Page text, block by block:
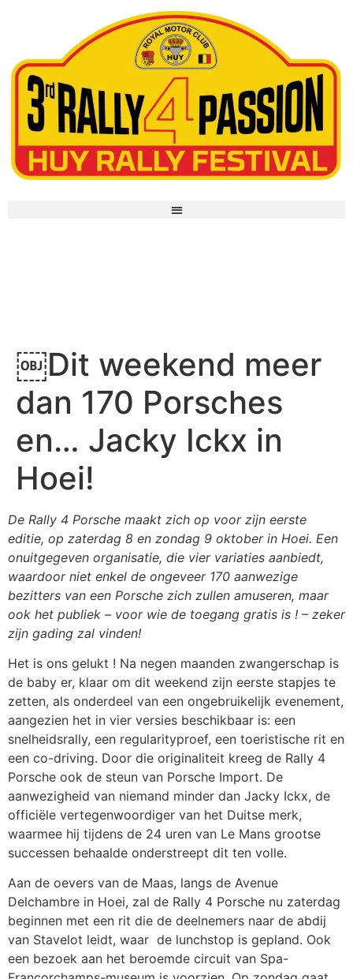
￼Dit weekend meer
dan 170 Porsches
en… Jacky Ickx in
Hoei!
De Rally 4 Porsche maakt zich op voor zijn eerste
editie, op zaterdag 8 en zondag 9 oktober in Hoei. Een
onuitgegeven organisatie, die vier variaties aanbiedt,
waardoor niet enkel de ongeveer 170 aanwezige
bezitters van een Porsche zich zullen amuseren, maar
ook het publiek – voor wie de toegang gratis is ! – zeker
zijn gading zal vinden!
Het is ons gelukt ! Na negen maanden zwangerschap is
de baby er, klaar om dit weekend zijn eerste stapjes te
zetten, als onderdeel van een ongebruikelijk evenement,
aangezien het in vier versies beschikbaar is: een
snelheidsrally, een regularityproef, een toeristische rit en
een co-driving. Door die originaliteit kreeg de Rally 4
Porsche ook de steun van Porsche Import. De
aanwezigheid van niemand minder dan Jacky Ickx, de
officiële vertegenwoordiger van het Duitse merk,
waarmee hij tijdens de 24 uren van Le Mans grootse
successen behaalde onderstreept dit ten volle.
Aan de oevers van de Maas, langs de Avenue
Delchambre in Hoei, zal de Rally 4 Porsche nu zaterdag
beginnen met een rit die de deelnemers naar de abdij
van Stavelot leidt, waar de lunchstop is gepland. Ook
een bezoek aan het beroemde circuit van Spa-